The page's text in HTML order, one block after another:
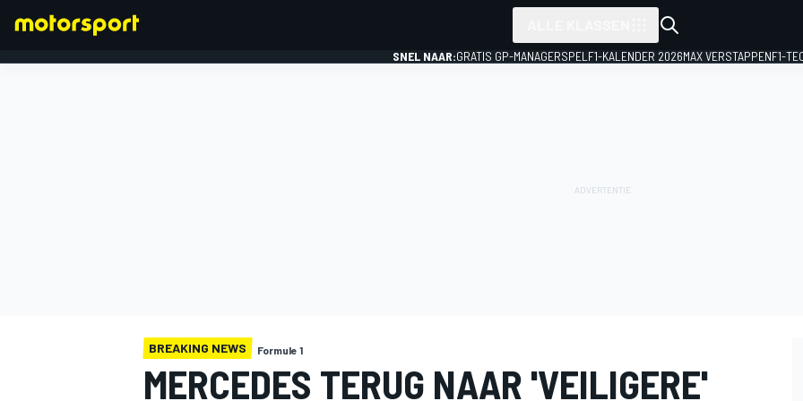
SNEL NAAR:GRATIS GP-MANAGERSPEL F1-KALENDER 2026MAX VERSTAPPENF1-
BREAKING NEWS Formule 1
MERCEDES TERUG NAAR 'VEILIGERE'